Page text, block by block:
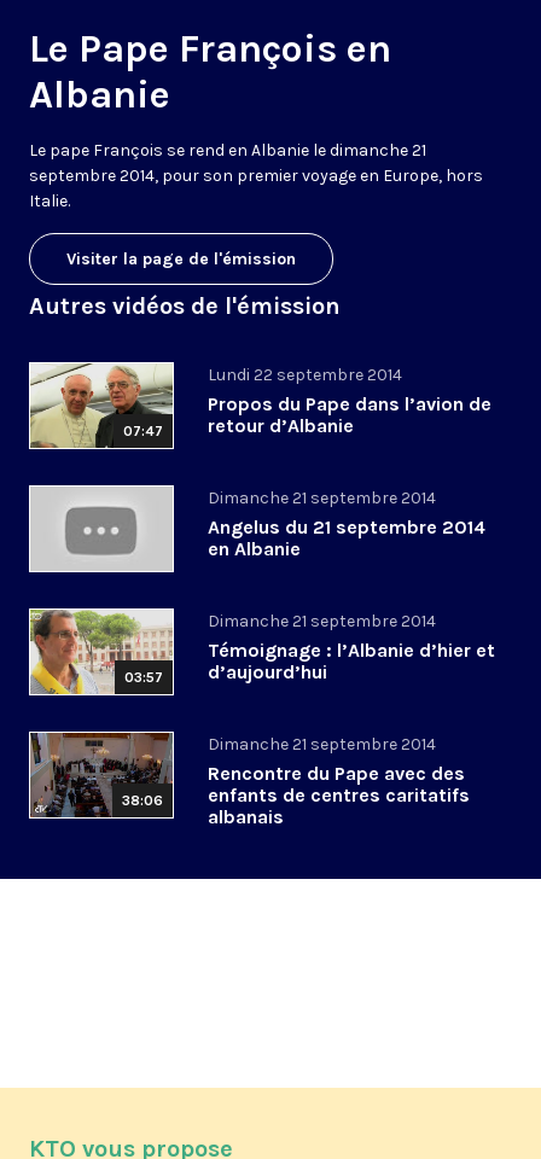
Le Pape François en
Albanie
Le pape François se rend en Albanie le dimanche 21
septembre 2014, pour son premier voyage en Europe, hors
Italie.
Visiter la page de l'émission
Autres vidéos de l'émission
07:47
Lundi 22 septembre 2014
Propos du Pape dans l’avion de
retour d’Albanie
Dimanche 21 septembre 2014
Angelus du 21 septembre 2014
en Albanie
03:57
Dimanche 21 septembre 2014
Témoignage : l’Albanie d’hier et
d’aujourd’hui
38:06
Dimanche 21 septembre 2014
Rencontre du Pape avec des
enfants de centres caritatifs
albanais
KTO vous propose